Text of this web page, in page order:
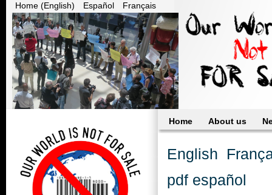
Home (English) Español Français
Home About us
English
pdf español